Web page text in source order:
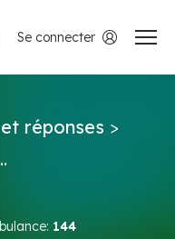
Se connecter
réponses >
144